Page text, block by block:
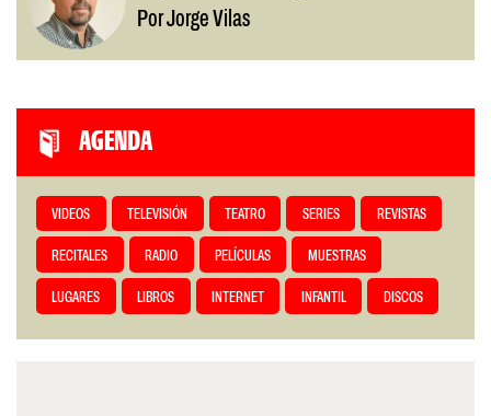
Por Jorge Vilas
AGENDA
VIDEOS TELEVISIÓN TEATRO SERIES REVISTAS
RECITALES RADIO PELÍCULAS MUESTRAS
LUGARES LIBROS INTERNET INFANTIL DISCOS